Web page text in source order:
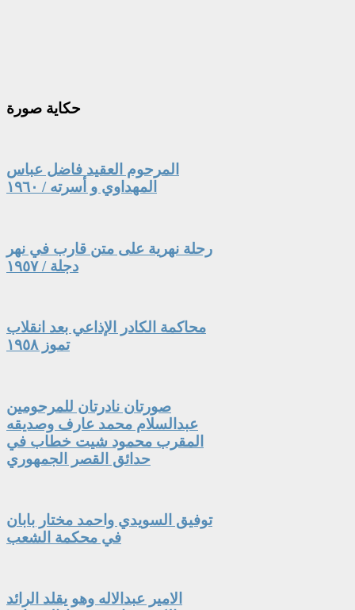
حكاية صورة
المرحوم العقيد فاضل عباس
المهداوي و أسرته / ١٩٦٠
رحلة نهرية على متن قارب في نهر
دجلة / ١٩٥٧
محاكمة الكادر الإذاعي بعد انقلاب
تموز ١٩٥٨
صورتان نادرتان للمرحومين
عبدالسلام محمد عارف وصديقه
المقرب محمود شيت خطاب في
حدائق القصر الجمهوري
توفيق السويدي واحمد مختار بابان
في محكمة الشعب
الامير عبدالاله وهو يقلد الرائد